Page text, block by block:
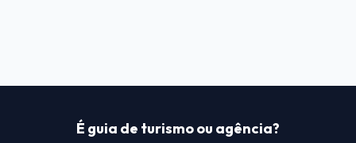
É guia de turismo ou agência?